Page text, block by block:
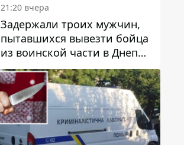
21:20 вчера
Задержали троих мужчин,
пытавшихся вывезти бойца
из воинской части в Днепр
за 7 тысяч долларов: среди
них был врач